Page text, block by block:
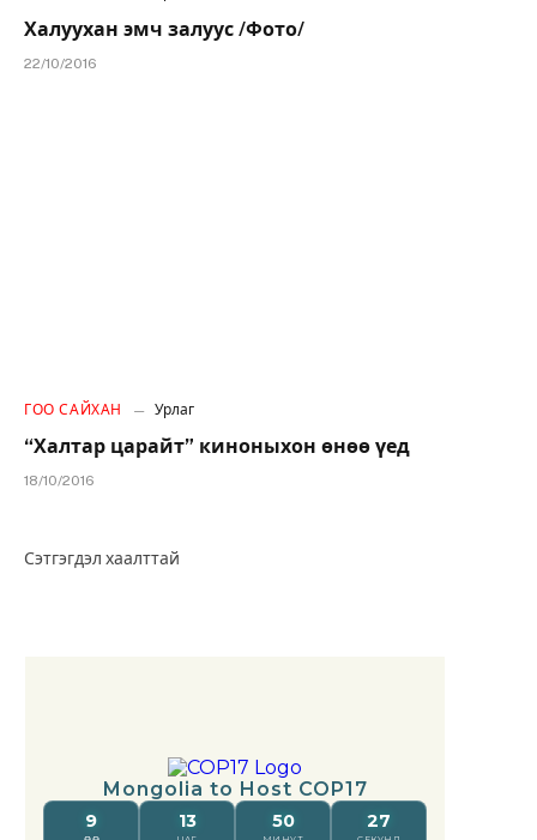
Халуухан эмч залуус /Фото/
22/10/2016
ГОО САЙХАН Урлаг
“Халтар царайт” киноныхон өнөө үед
18/10/2016
Сэтгэгдэл хаалттай